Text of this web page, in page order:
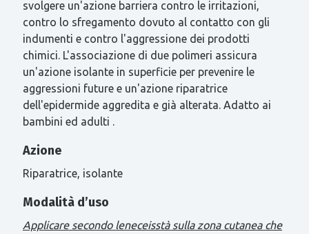
svolgere un'azione barriera contro le irritazioni,
contro lo sfregamento dovuto al contatto con gli
indumenti e contro l'aggressione dei prodotti
chimici. L'associazione di due polimeri assicura
un'azione isolante in superficie per prevenire le
aggressioni future e un'azione riparatrice
dell'epidermide aggredita e già alterata. Adatto ai
bambini ed adulti .
Azione
Riparatrice, isolante
Modalità d’uso
Applicare secondo leneceisstà sulla zona cutanea che